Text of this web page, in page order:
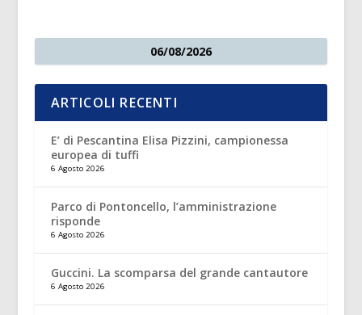
06/08/2026
ARTICOLI RECENTI
E’ di Pescantina Elisa Pizzini, campionessa
europea di tuffi
6 Agosto 2026
Parco di Pontoncello, l’amministrazione
risponde
6 Agosto 2026
Guccini. La scomparsa del grande cantautore
6 Agosto 2026